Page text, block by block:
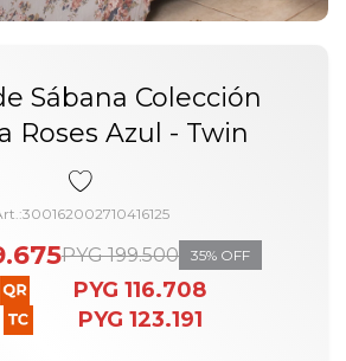
Sábana Colección
Roses Azul - Twin
300162002710416125
PYG 199.500 35
PYG 116.708
PYG 123.191